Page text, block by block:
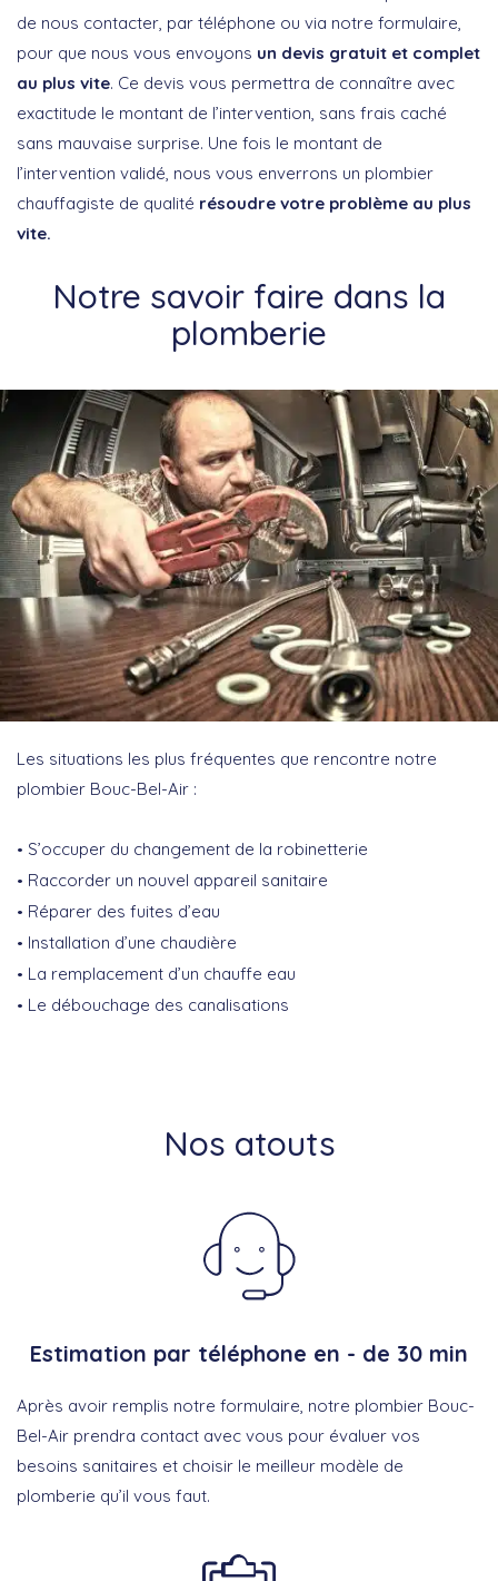
de nous contacter, par téléphone ou via notre formulaire,
pour que nous vous envoyons un devis gratuit et complet
au plus vite. Ce devis vous permettra de connaître avec
exactitude le montant de l’intervention, sans frais caché
sans mauvaise surprise. Une fois le montant de
l’intervention validé, nous vous enverrons un plombier
chauffagiste de qualité résoudre votre problème au plus
vite.
Notre savoir faire dans la
plomberie
Les situations les plus fréquentes que rencontre notre
plombier Bouc-Bel-Air :
S’occuper du changement de la robinetterie
Raccorder un nouvel appareil sanitaire
Réparer des fuites d’eau
Installation d’une chaudière
La remplacement d’un chauffe eau
Le débouchage des canalisations
Nos atouts
Estimation par téléphone en - de 30 min
Après avoir remplis notre formulaire, notre plombier Bouc-
Bel-Air prendra contact avec vous pour évaluer vos
besoins sanitaires et choisir le meilleur modèle de
plomberie qu’il vous faut.